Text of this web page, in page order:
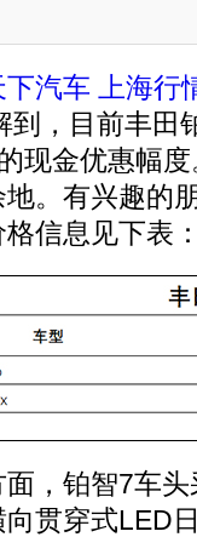
下汽车 上海行
到，目前丰田
现金优惠幅
。有兴趣的
信息见下表：
铂智7车头
向贯穿式LED